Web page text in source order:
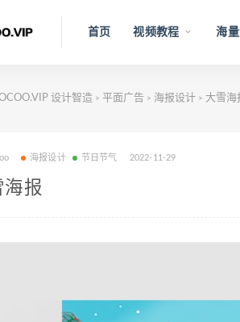
首页 视频教程 海
设计智造 > 平面广告 > 海报设计 > 大雪海
海报设计 节日节气 2022-11-29
海报